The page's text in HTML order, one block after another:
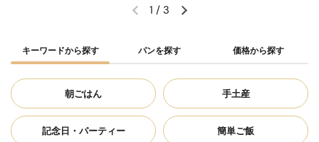
1 / 3
キーワードから探す パンを探す 価格から探す
朝ごはん 手土産
記念日・パーティー 簡単ご飯